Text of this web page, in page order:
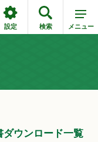
設定 検索 メニュー
ダウンロード一覧